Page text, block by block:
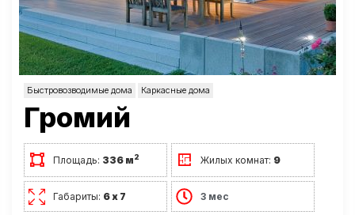
Быстровозводимые дома Каркасные дома
Громий
Площадь: 336 м2 Жилых комнат: 9
Габариты: 6 х 7 3 мес